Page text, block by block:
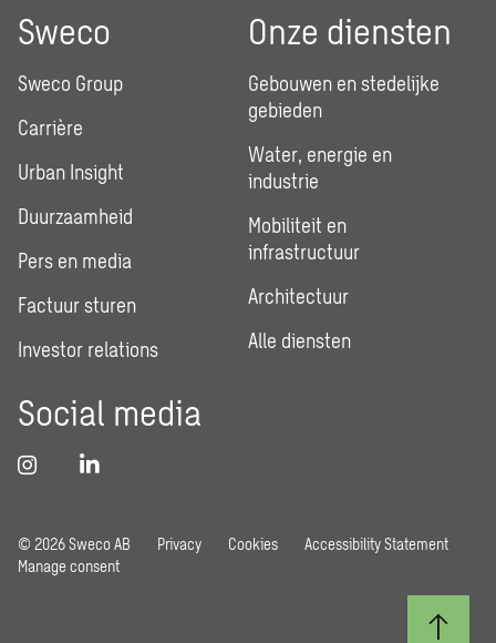
Sweco
Sweco Group
Carrière
Urban Insight
Duurzaamheid
Pers en media
Factuur sturen
Investor relations
Onze diensten
Gebouwen en stedelijke
gebieden
Water, energie en
industrie
Mobiliteit en
infrastructuur
Architectuur
Alle diensten
Social media
© 2026 Sweco AB Privacy Cookies
Accessibility Statement
Manage consent